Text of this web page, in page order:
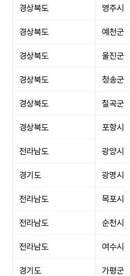
경상북도 영주시
경상북도 예천군
경상북도 울진군
경상북도 청송군
경상북도 칠곡군
경상북도 포항시
전라남도 광양시
경기도 광명시
전라남도 목포시
전라남도 순천시
전라남도 여수시
경기도 가평군